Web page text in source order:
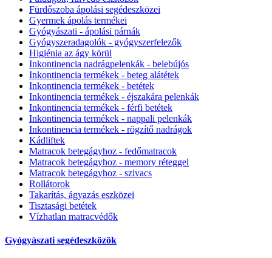
Fürdőszoba ápolási segédeszközei
Gyermek ápolás termékei
Gyógyászati - ápolási párnák
Gyógyszeradagolók - gyógyszerfelezők
Higiénia az ágy körül
Inkontinencia nadrágpelenkák - belebújós
Inkontinencia termékek - beteg alátétek
Inkontinencia termékek - betétek
Inkontinencia termékek - éjszakára pelenkák
Inkontinencia termékek - férfi betétek
Inkontinencia termékek - nappali pelenkák
Inkontinencia termékek - rögzítő nadrágok
Kádliftek
Matracok betegágyhoz - fedőmatracok
Matracok betegágyhoz - memory réteggel
Matracok betegágyhoz - szivacs
Rollátorok
Takarítás, ágyazás eszközei
Tisztasági betétek
Vízhatlan matracvédők
Gyógyászati segédeszközök